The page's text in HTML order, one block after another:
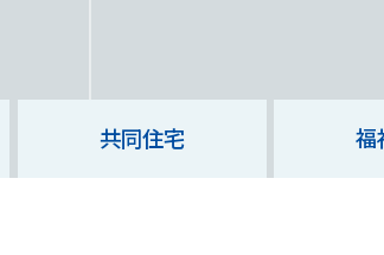
企業理念
共同住宅 福